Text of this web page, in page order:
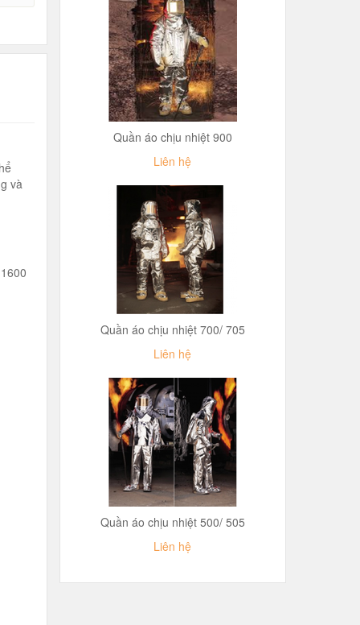
và
Quần áo chịu nhiệt 900
Liên hệ
Quần áo chịu nhiệt 700/ 705
Liên hệ
Quần áo chịu nhiệt 500/ 505
Liên hệ